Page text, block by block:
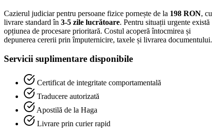
Cazierul judiciar pentru persoane fizice pornește de la 198 RON, cu
livrare standard în 3-5 zile lucrătoare. Pentru situații urgente există
opțiunea de procesare prioritară. Costul acoperă întocmirea și
depunerea cererii prin împuternicire, taxele și livrarea documentului.
Servicii suplimentare disponibile
Certificat de integritate comportamentală
Traducere autorizată
Apostilă de la Haga
Livrare prin curier rapid